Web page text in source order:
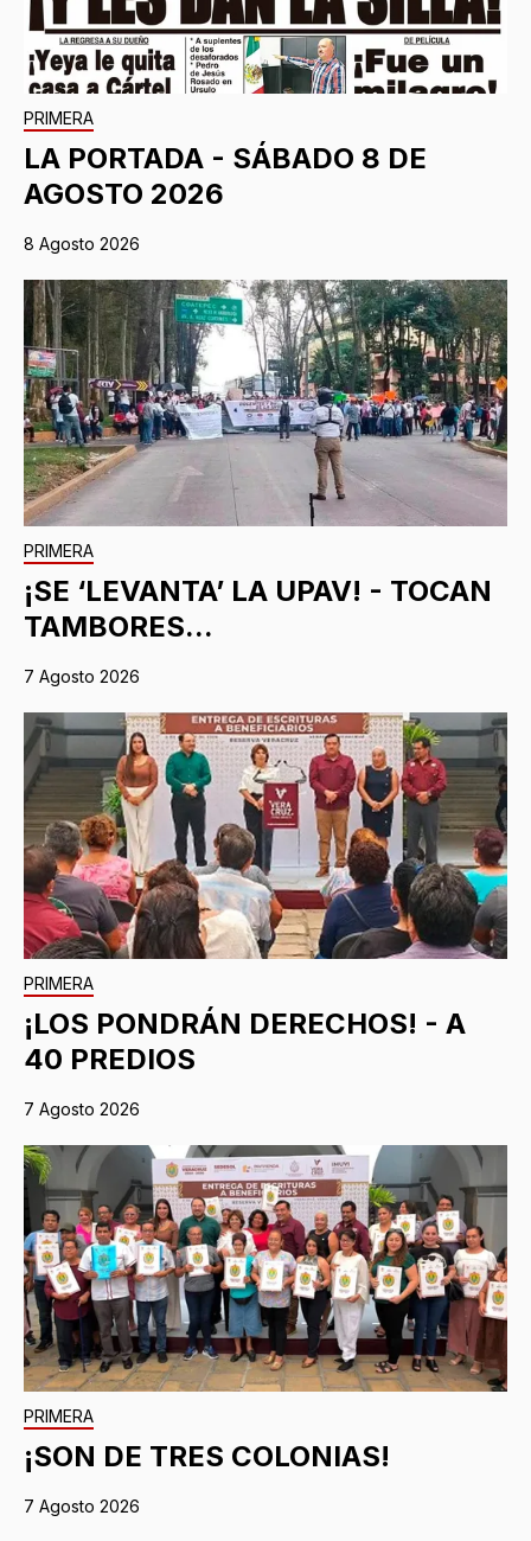
PRIMERA
LA PORTADA - SÁBADO 8 DE
AGOSTO 2026
8 Agosto 2026
PRIMERA
¡SE ‘LEVANTA’ LA UPAV! - TOCAN
TAMBORES...
7 Agosto 2026
PRIMERA
¡LOS PONDRÁN DERECHOS! - A
40 PREDIOS
7 Agosto 2026
PRIMERA
¡SON DE TRES COLONIAS!
7 Agosto 2026